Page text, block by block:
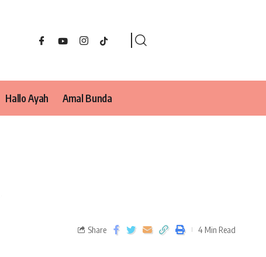
Hallo Ayah Amal Bunda
Share 4 Min Read